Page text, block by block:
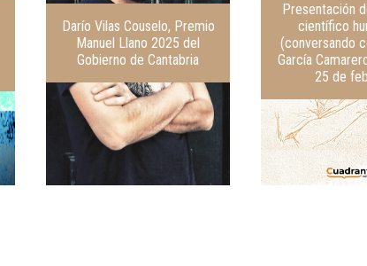
Darío Vilas Couselo, Premio
Manuel Llano 2025 del
Gobierno de Cantabria
Presentación
científico
(conversando
García
25 de